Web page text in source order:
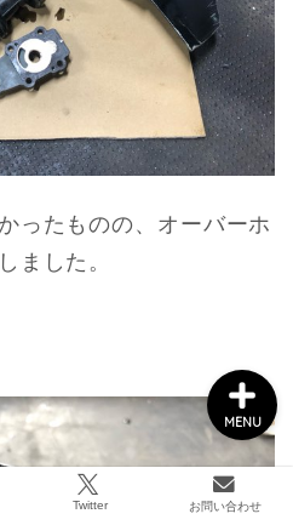
ったものの、オーバーホ
ました。
Twitter お問い合わせ
MENU
外機メンテナンス
クル&ボート用品
2馬力ボート釣り